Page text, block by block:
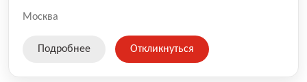
Москва
Подробнее Откликнуться